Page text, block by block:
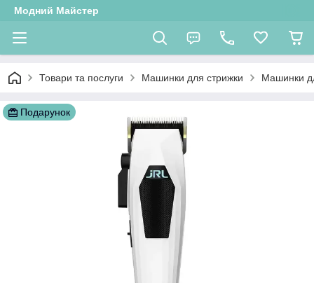
Модний Майстер
Товари та послуги Машинки для стрижки Машинки
Подарунок